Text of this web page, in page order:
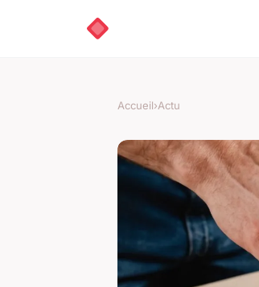
Accueil›Actu